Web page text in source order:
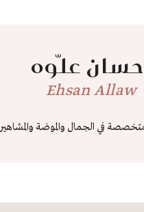
علّوه
Ehsan Allaw
في الجمال والموضة والمشاهير